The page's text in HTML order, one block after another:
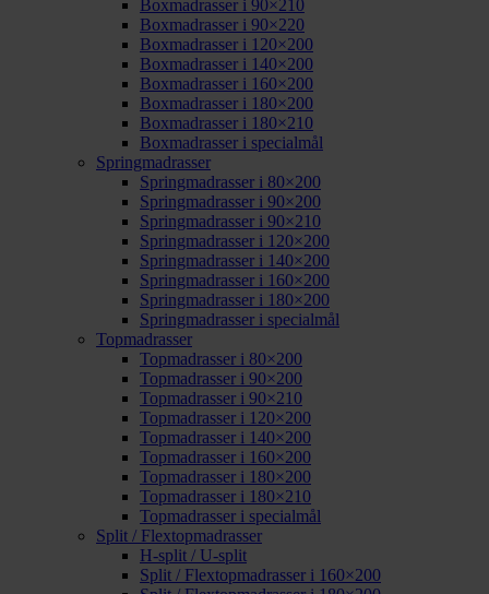
Boxmadrasser i 90×210
Boxmadrasser i 90×220
Boxmadrasser i 120×200
Boxmadrasser i 140×200
Boxmadrasser i 160×200
Boxmadrasser i 180×200
Boxmadrasser i 180×210
Boxmadrasser i specialmål
Springmadrasser
Springmadrasser i 80×200
Springmadrasser i 90×200
Springmadrasser i 90×210
Springmadrasser i 120×200
Springmadrasser i 140×200
Springmadrasser i 160×200
Springmadrasser i 180×200
Springmadrasser i specialmål
Topmadrasser
Topmadrasser i 80×200
Topmadrasser i 90×200
Topmadrasser i 90×210
Topmadrasser i 120×200
Topmadrasser i 140×200
Topmadrasser i 160×200
Topmadrasser i 180×200
Topmadrasser i 180×210
Topmadrasser i specialmål
Split / Flextopmadrasser
H-split / U-split
Split / Flextopmadrasser i 160×200